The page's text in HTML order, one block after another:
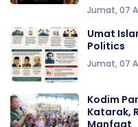
Jumat, 07
Umat
Politics
Jumat, 07
Kodim
Katarak,
Manfaat